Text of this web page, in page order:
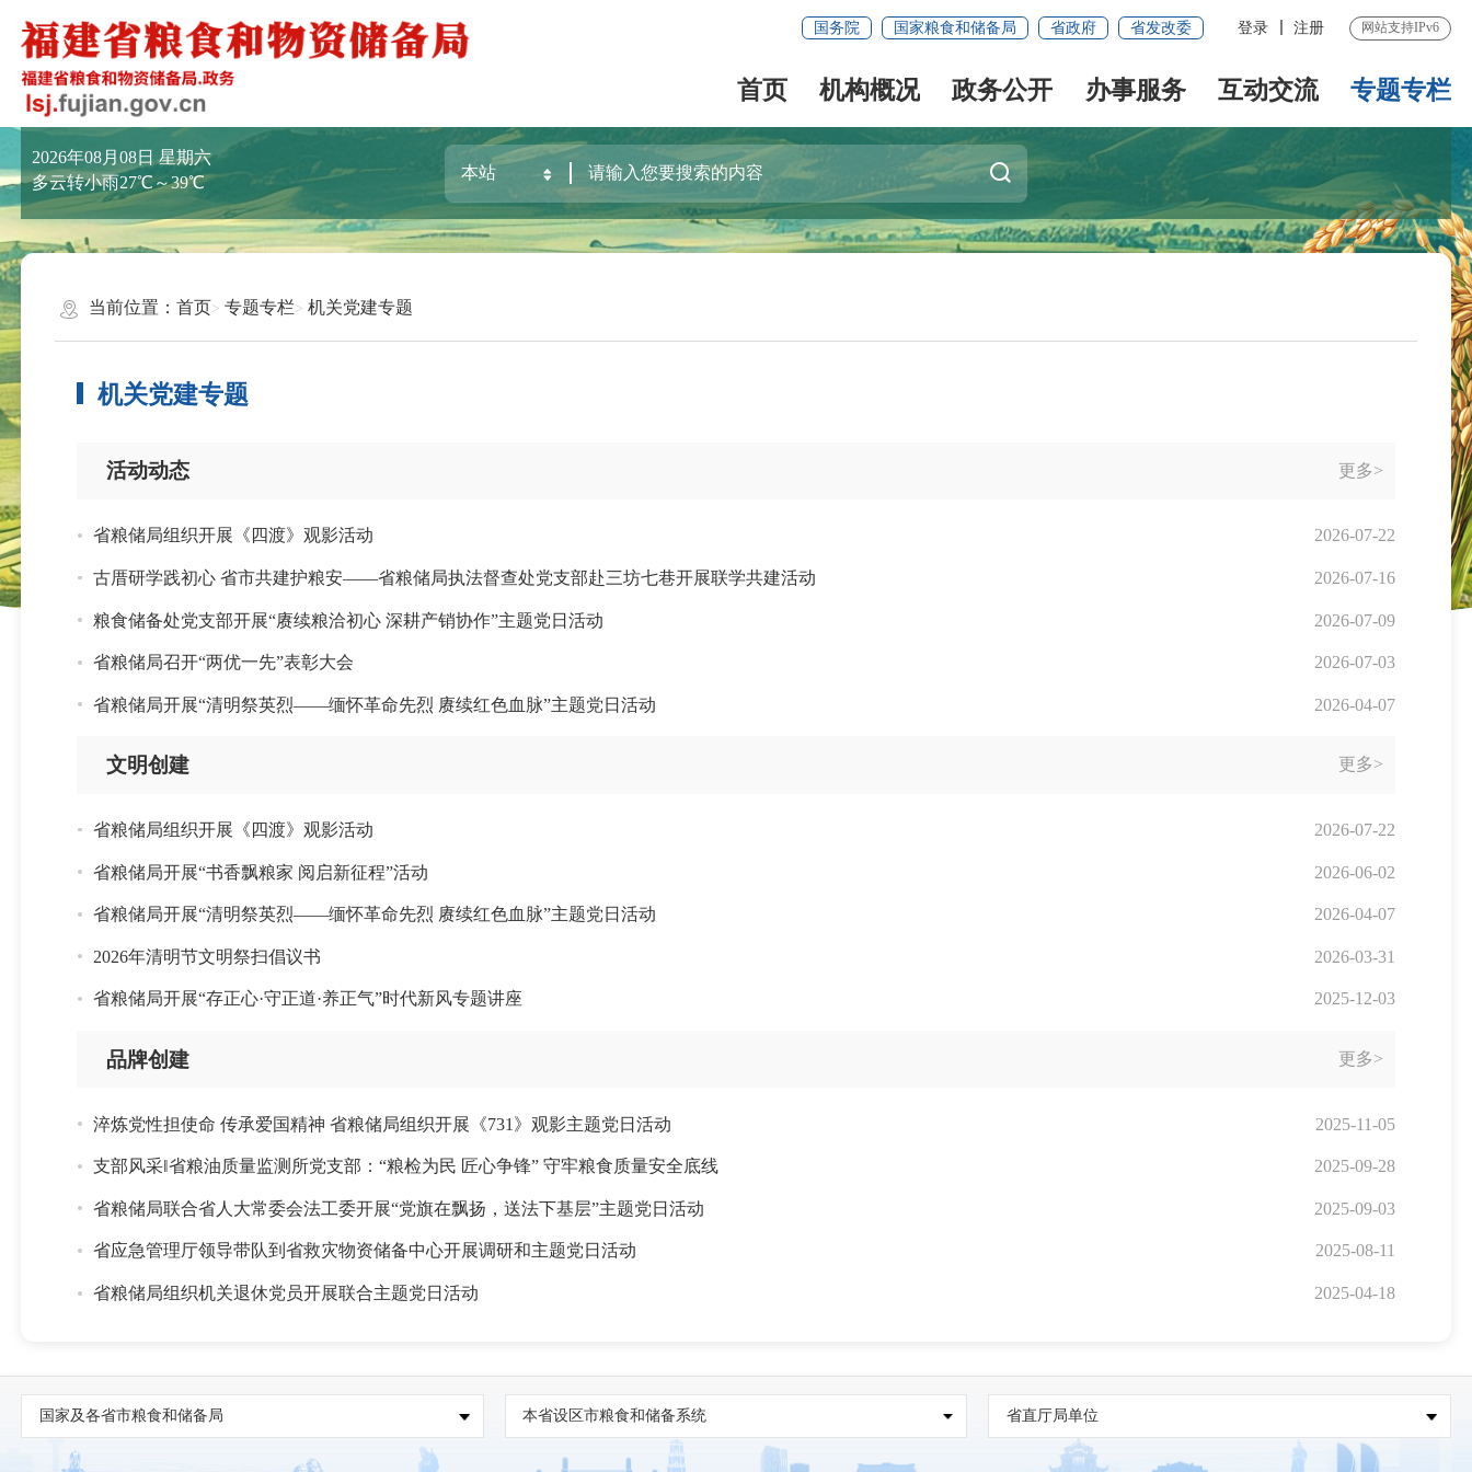
国务院 国家粮食和储备局 省政府 省发改委 登录 注册 网站支持IPv6
首页 机构概况 政务公开 办事服务 互动交流 专题专栏
2026年08月08日 星期六
多云转小雨27℃～39℃
当前位置： 首页 专题专栏 机关党建专题
机关党建专题
活动动态 更多>
省粮储局组织开展《四渡》观影活动 2026-07-22
古厝研学践初心 省市共建护粮安——省粮储局执法督查处党支部赴三坊七巷开展联学共建活动 2026-07-16
粮食储备处党支部开展“赓续粮洽初心 深耕产销协作”主题党日活动 2026-07-09
省粮储局召开“两优一先”表彰大会 2026-07-03
省粮储局开展“清明祭英烈——缅怀革命先烈 赓续红色血脉”主题党日活动 2026-04-07
文明创建 更多>
省粮储局组织开展《四渡》观影活动 2026-07-22
省粮储局开展“书香飘粮家 阅启新征程”活动 2026-06-02
省粮储局开展“清明祭英烈——缅怀革命先烈 赓续红色血脉”主题党日活动 2026-04-07
2026年清明节文明祭扫倡议书 2026-03-31
省粮储局开展“存正心·守正道·养正气”时代新风专题讲座 2025-12-03
品牌创建 更多>
淬炼党性担使命 传承爱国精神 省粮储局组织开展《731》观影主题党日活动 2025-11-05
支部风采‖省粮油质量监测所党支部：“粮检为民 匠心争锋” 守牢粮食质量安全底线 2025-09-28
省粮储局联合省人大常委会法工委开展“党旗在飘扬，送法下基层”主题党日活动 2025-09-03
省应急管理厅领导带队到省救灾物资储备中心开展调研和主题党日活动 2025-08-11
省粮储局组织机关退休党员开展联合主题党日活动 2025-04-18
国家及各省市粮食和储备局 本省设区市粮食和储备系统 省直厅局单位